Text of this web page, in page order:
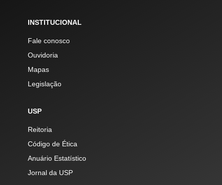
INSTITUCIONAL
Fale conosco
Ouvidoria
Mapas
Legislação
USP
Reitoria
Código de Ética
Anuário Estatístico
Jornal da USP